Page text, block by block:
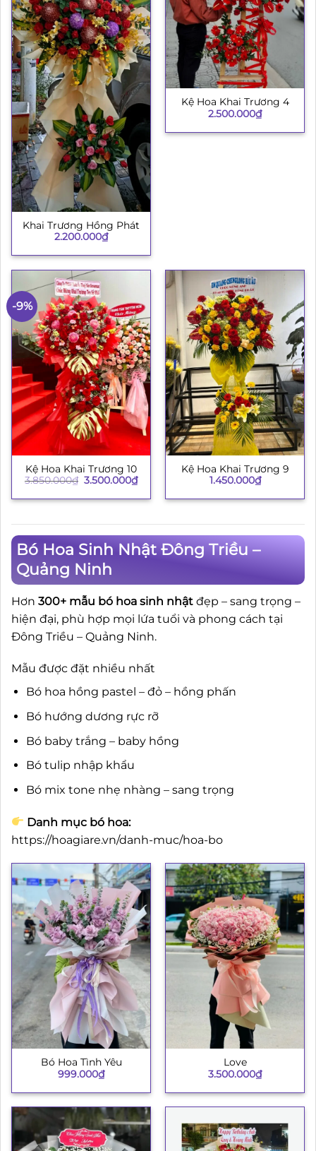
Khai Trương Hồng Phát
2.200.000₫
Kệ Hoa Khai Trương 4
2.500.000₫
-9%
Kệ Hoa Khai Trương 10
3.850.000₫ Giá
là:
3.500.000₫Giá
hiện
tại
Kệ Hoa Khai Trương 9
1.450.000₫
Bó Hoa Sinh Nhật Đông Triều –
Quảng Ninh
Hơn 300+ mẫu bó hoa sinh nhật đẹp – sang trọng –
hiện đại, phù hợp mọi lứa tuổi và phong cách tại
Đông Triều – Quảng Ninh.
Mẫu được đặt nhiều nhất
Bó hoa hồng pastel – đỏ – hồng phấn
Bó hướng dương rực rỡ
Bó baby trắng – baby hồng
Bó tulip nhập khẩu
Bó mix tone nhẹ nhàng – sang trọng
Danh mục bó hoa:
https://hoagiare.vn/danh-muc/hoa-bo
Bó Hoa Tình Yêu
999.000₫
Love
3.500.000₫